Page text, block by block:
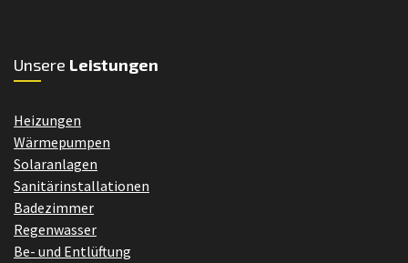
Unsere Leistungen
Heizungen
Wärmepumpen
Solaranlagen
Sanitärinstallationen
Badezimmer
Regenwasser
Be- und Entlüftung